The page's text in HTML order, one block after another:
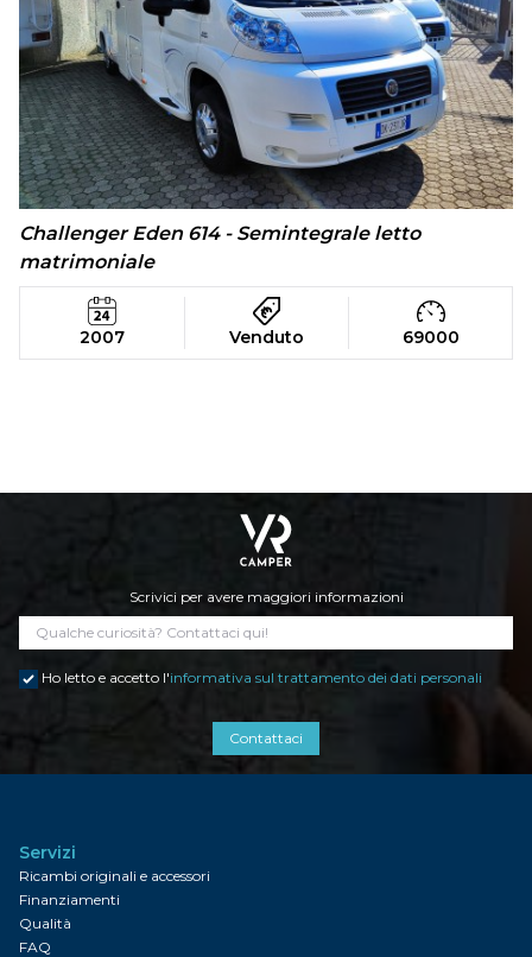
Challenger Eden 614 - Semintegrale letto
matrimoniale
2007 Venduto 69000
Scrivici per avere maggiori informazioni
Ho letto e accetto l'informativa sul trattamento dei dati personali
Contattaci
Servizi
Ricambi originali e accessori
Finanziamenti
Qualità
FAQ